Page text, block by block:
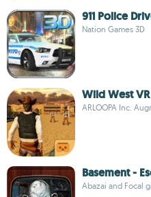
911 Police
Nation Games 3D
Wild West VR
ARLOOPA Inc.
Basement -
Abazai and Focal